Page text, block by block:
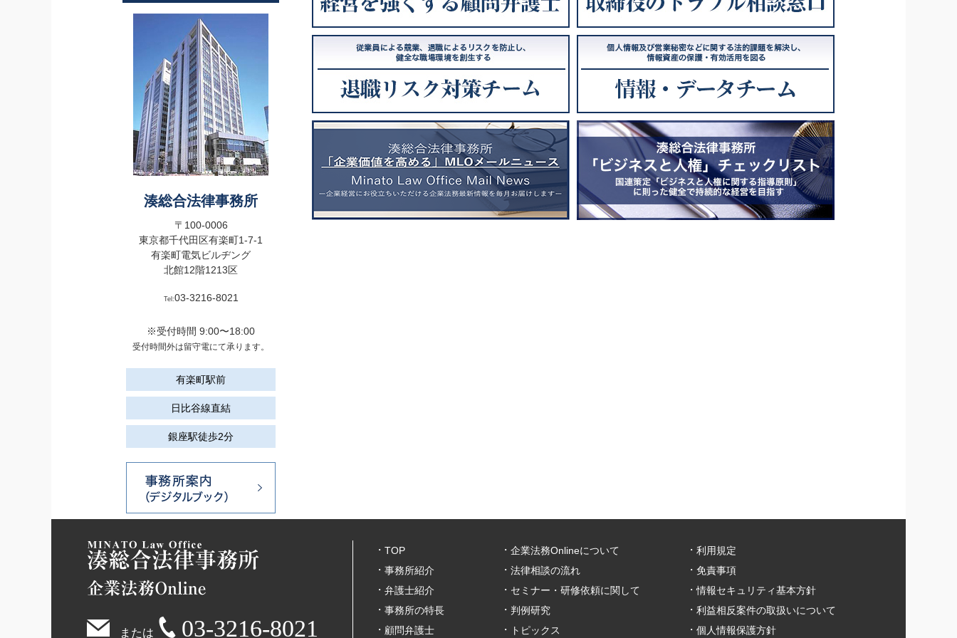
湊総合法律事務所
〒100-0006
東京都千代田区有楽町1-7-1
有楽町電気ビルヂング
北館12階1213区
Tel:03-3216-8021
※受付時間 9:00〜18:00
受付時間外は留守電にて承ります。
有楽町駅前
日比谷線直結
銀座駅徒歩2分
または 03-3216-8021
TOP
事務所紹介
弁護士紹介
事務所の特長
顧問弁護士
企業法務Onlineについて
法律相談の流れ
セミナー・研修依頼に関して
判例研究
トピックス
利用規定
免責事項
情報セキュリティ基本方針
利益相反案件の取扱いについて
個人情報保護方針